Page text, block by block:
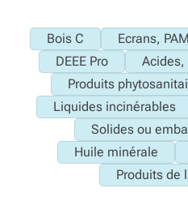
Bois C Ecrans,
DEEE Pro
Acides,
Produits
Liquides incinérables
Solides ou
Huile minérale
Produits de